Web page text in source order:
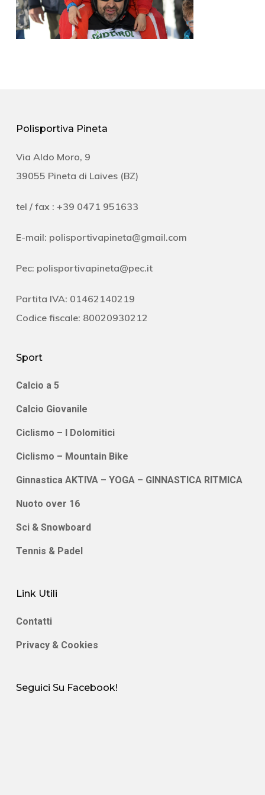
Polisportiva Pineta
Via Aldo Moro, 9
39055 Pineta di Laives (BZ)
tel / fax : +39 0471 951633
E-mail: polisportivapineta@gmail.com
Pec: polisportivapineta@pec.it
Partita IVA: 01462140219
Codice fiscale: 80020930212
Sport
Calcio a 5
Calcio Giovanile
Ciclismo – I Dolomitici
Ciclismo – Mountain Bike
Ginnastica AKTIVA – YOGA – GINNASTICA RITMICA
Nuoto over 16
Sci & Snowboard
Tennis & Padel
Link Utili
Contatti
Privacy & Cookies
Seguici Su Facebook!